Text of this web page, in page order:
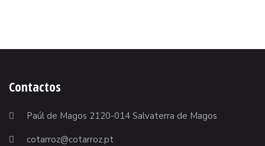
Contactos
Paúl de Magos 2120-014 Salvaterra de Magos
cotarroz@cotarroz.pt